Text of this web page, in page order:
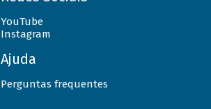
YouTube
Instagram
Ajuda
Perguntas frequentes